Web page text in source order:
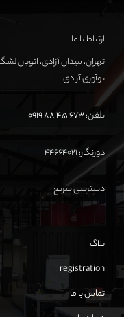
ارتباط با ما
نوآوری آزادی
تلفن:673 45 88 0919
دورنگار: ۴۴۶۶۴۰۲۱
دسترسی سریع
بلاگ
registration
تماس با ما